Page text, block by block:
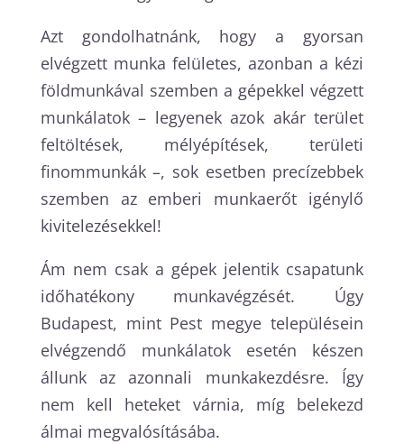
Azt gondolhatnánk, hogy a gyorsan
elvégzett munka felületes, azonban a kézi
földmunkával szemben a gépekkel végzett
munkálatok – legyenek azok akár terület
feltöltések, mélyépítések, területi
finommunkák –, sok esetben precízebbek
szemben az emberi munkaerőt igénylő
kivitelezésekkel!
Ám nem csak a gépek jelentik csapatunk
időhatékony munkavégzését. Úgy
Budapest, mint Pest megye településein
elvégzendő munkálatok esetén készen
állunk az azonnali munkakezdésre. Így
nem kell heteket várnia, míg belekezd
álmai megvalósításába.